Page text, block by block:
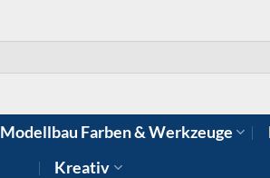
Modellbau Farben & Werkzeuge
Kreativ